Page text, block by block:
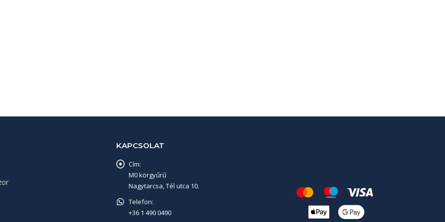
KAPCSOLAT
Cím:
M0 körgyűrű
Nagytarcsa, Tél utca 10.
Telefon:
+36 1 490 0490